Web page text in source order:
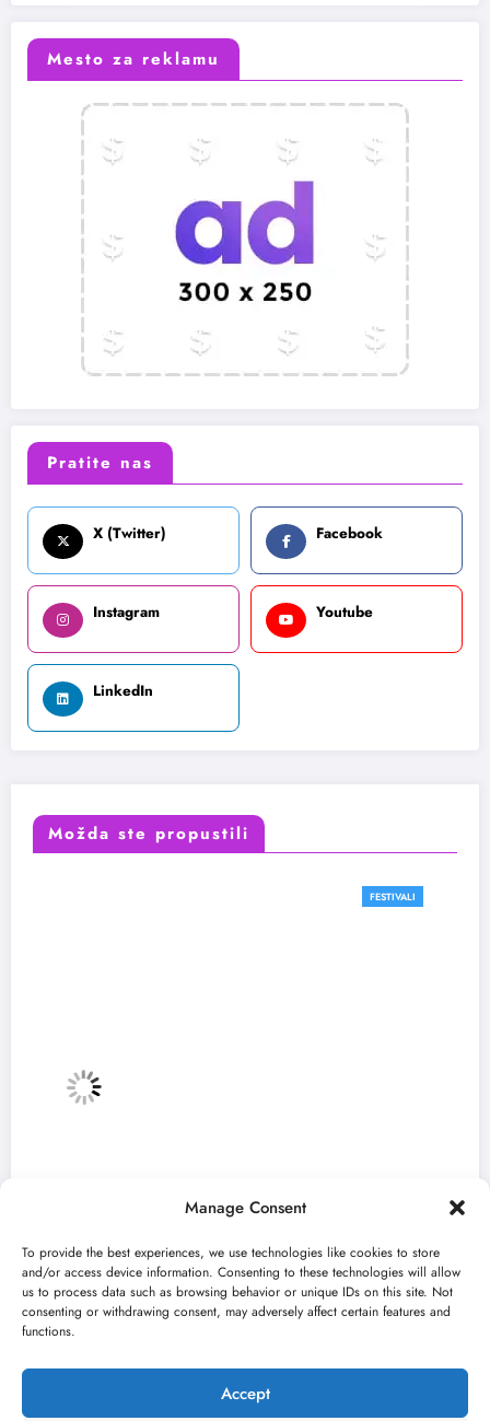
Manage Consent
To provide the best experiences, we use technologies like cookies to store
and/or access device information. Consenting to these technologies will allow
us to process data such as browsing behavior or unique IDs on this site. Not
consenting or withdrawing consent, may adversely affect certain features and
functions.
Accept
Mesto za reklamu
Pratite nas
X (Twitter) Facebook
Instagram Youtube
LinkedIn
Možda ste propustili
„Najveći mali festival u Vojvodini“ i ovog
Kulturni kišobran